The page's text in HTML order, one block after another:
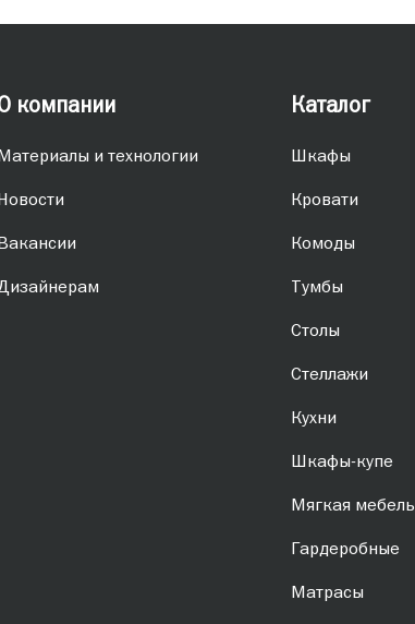
компании
и технологии
Каталог
Шкафы
Кровати
Комоды
Тумбы
Столы
Стеллажи
Кухни
Шкафы-купе
Мягкая мебель
Гардеробные
Матрасы